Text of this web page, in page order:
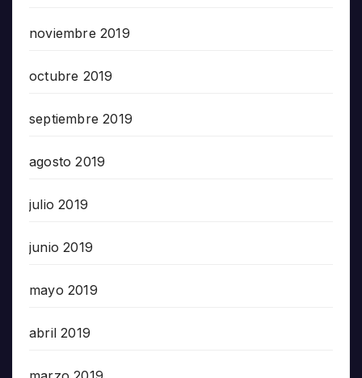
noviembre 2019
octubre 2019
septiembre 2019
agosto 2019
julio 2019
junio 2019
mayo 2019
abril 2019